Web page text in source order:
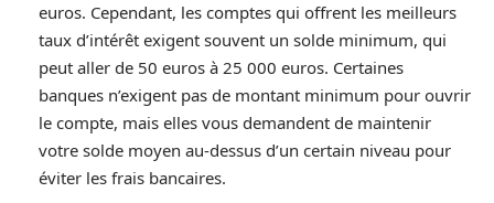
euros. Cependant, les comptes qui offrent les meilleurs
taux d’intérêt exigent souvent un solde minimum, qui
peut aller de 50 euros à 25 000 euros. Certaines
banques n’exigent pas de montant minimum pour ouvrir
le compte, mais elles vous demandent de maintenir
votre solde moyen au-dessus d’un certain niveau pour
éviter les frais bancaires.